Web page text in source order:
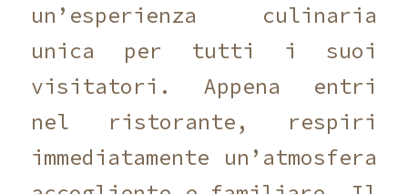
un’esperienza culinaria
unica per tutti i suoi
visitatori. Appena entri
nel ristorante, respiri
immediatamente un’atmosfera